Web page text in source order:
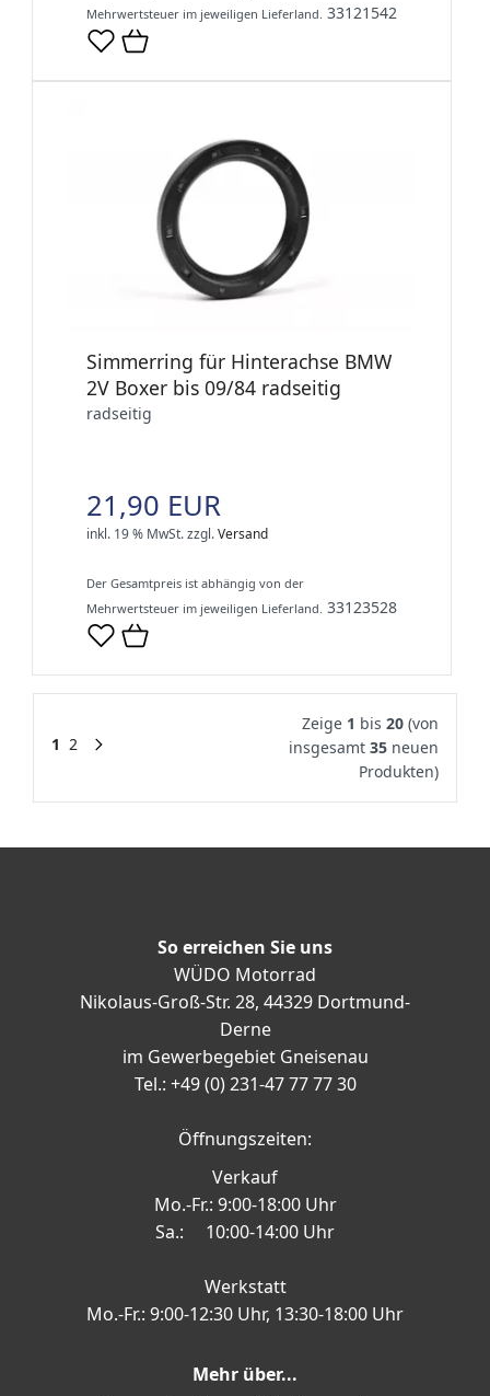
Mehrwertsteuer im jeweiligen Lieferland. 33121542
Simmerring für Hinterachse BMW
2V Boxer bis 09/84 radseitig
radseitig
21,90 EUR
inkl. 19 % MwSt.zzgl.Versand
Der Gesamtpreis ist abhängig von der
Mehrwertsteuer im jeweiligen Lieferland. 33123528
1 2
Zeige 1 bis 20 (von
insgesamt 35 neuen
Produkten)
So erreichen Sie uns
WÜDO Motorrad
Nikolaus-Groß-Str. 28, 44329 Dortmund-
Derne
im Gewerbegebiet Gneisenau
Tel.: +49 (0) 231-47 77 77 30
Öffnungszeiten:
Verkauf
Mo.-Fr.: 9:00-18:00 Uhr
Sa.: 10:00-14:00 Uhr
Werkstatt
Mo.-Fr.: 9:00-12:30 Uhr, 13:30-18:00 Uhr
Mehr über...